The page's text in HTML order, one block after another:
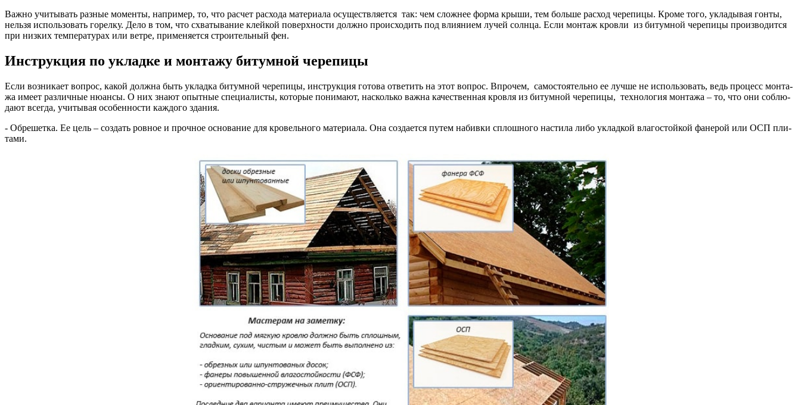
Важ­но учи­ты­вать раз­ные мо­мен­ты, на­при­мер, то, что рас­чет рас­хо­да ма­те­ри­а­ла осу­щест­вля­ет­ся так: чем слож­нее фор­ма кры­ши, тем боль­ше рас­ход че­ре­пи­цы. Кро­ме то­го, укла­ды­вая гон­ты,
не­льзя ис­поль­зо­вать го­рел­ку. Де­ло в том, что схва­ты­ва­ние клей­кой по­верх­нос­ти долж­но про­ис­хо­дить под вли­я­ни­ем лу­чей солн­ца. Если мон­таж кров­ли из би­тум­ной че­ре­пи­цы про­из­во­дит­ся
при низ­ких тем­пе­ра­ту­рах или вет­ре, при­ме­ня­ет­ся стро­и­тель­ный фен.
Ин­струк­ция по уклад­ке и мон­та­жу би­тум­ной че­ре­пи­цы
Если воз­ни­ка­ет во­прос, ка­кой долж­на быть уклад­ка би­тум­ной че­ре­пи­цы, ин­струк­ция го­то­ва от­ве­тить на этот во­прос. Впро­чем, са­мос­то­я­тель­но ее луч­ше не ис­поль­зо­вать, ведь про­цесс мон­та­
жа име­ет раз­лич­ные ню­ан­сы. О них зна­ют опыт­ные спе­ци­а­ли­с­ты, ко­то­рые по­ни­ма­ют, на­сколь­ко важ­на ка­чест­вен­ная кров­ля из би­тум­ной че­ре­пи­цы, тех­но­ло­гия мон­та­жа – то, что они со­блю­
да­ют всег­да, учи­ты­вая осо­бен­нос­ти каж­до­го зда­ния.
- Об­ре­шет­ка. Ее цель – со­здать ров­ное и проч­ное ос­но­ва­ние для кро­вель­но­го ма­те­ри­а­ла. Она со­зда­ет­ся пу­тем на­бив­ки сплош­но­го на­сти­ла ли­бо уклад­кой вла­гос­той­кой фа­не­рой или ОСП пли­
та­ми.